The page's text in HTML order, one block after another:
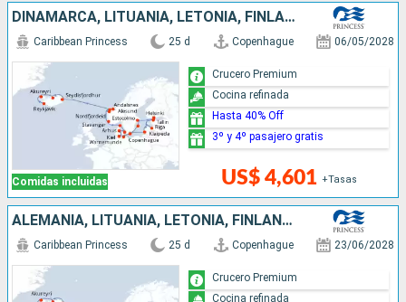
DINAMARCA, LITUANIA, LETONIA, FINLANDIA, ESTONIA, SUECIA, ALEMANIA, NORUEGA, ISLANDIA
Comidas incluidas
Caribbean Princess 25 d Copenhague 06/05/2028
US$ 4,601 +Tasas
Crucero Premium
Cocina refinada
Hasta 40% Off
3º y 4º pasajero gratis
ALEMANIA, LITUANIA, LETONIA, FINLANDIA, ESTONIA, SUECIA, DINAMARCA, NORUEGA, ISLANDIA
Caribbean Princess 25 d Copenhague 23/06/2028
Crucero Premium
Cocina refinada